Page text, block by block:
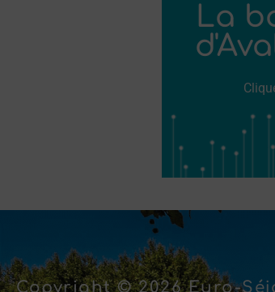
La
Copyright © 2026 Euro-